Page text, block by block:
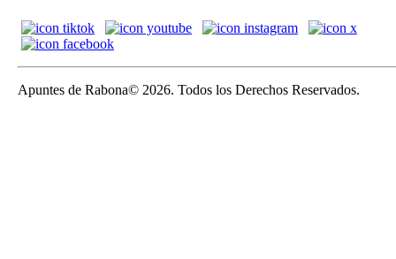
Apuntes de Rabona© 2026. Todos los Derechos Reservados.